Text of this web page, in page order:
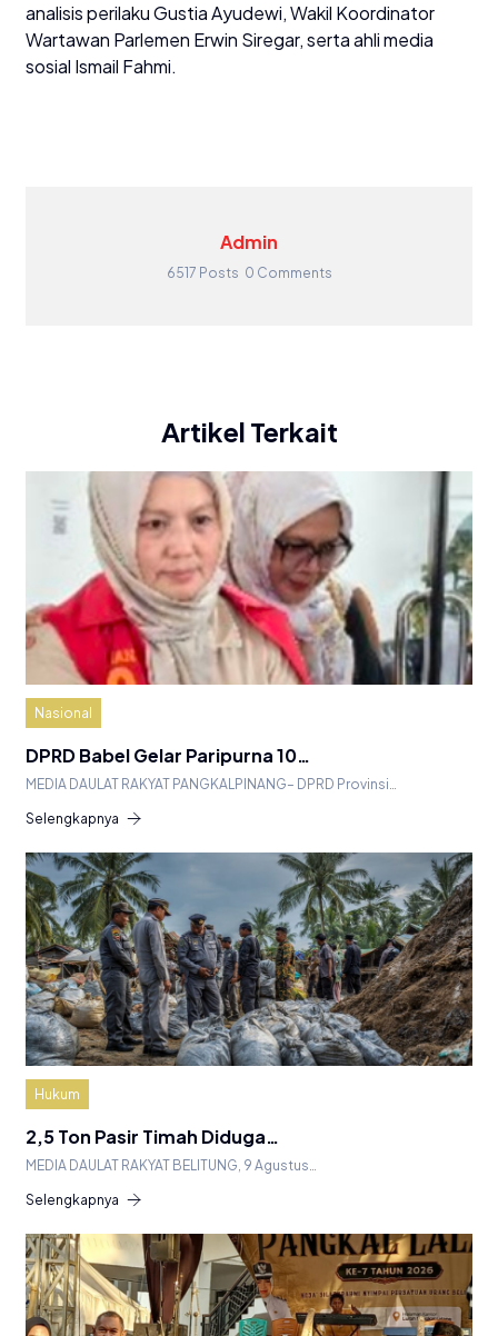
analisis perilaku Gustia Ayudewi, Wakil Koordinator
Wartawan Parlemen Erwin Siregar, serta ahli media
sosial Ismail Fahmi.
Admin
6517 Posts 0 Comments
Artikel Terkait
Nasional
DPRD Babel Gelar Paripurna 10…
MEDIA DAULAT RAKYAT PANGKALPINANG– DPRD Provinsi…
Selengkapnya
Hukum
2,5 Ton Pasir Timah Diduga…
MEDIA DAULAT RAKYAT BELITUNG, 9 Agustus…
Selengkapnya